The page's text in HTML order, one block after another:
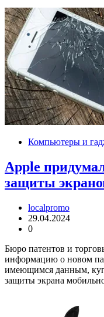
Компьютеры и
Apple
защиты
localpromo
29.04.2024
0
Бюро патентов и
информацию о новом
имеющимся данным,
защиты экрана